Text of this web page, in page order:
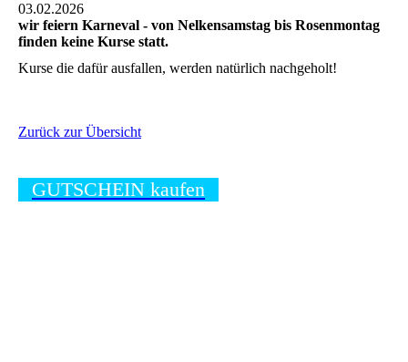
03.02.2026
wir feiern Karneval - von Nelkensamstag bis Rosenmontag
finden keine Kurse statt.
Kurse die dafür ausfallen, werden natürlich nachgeholt!
Zurück zur Übersicht
GUTSCHEIN kaufen